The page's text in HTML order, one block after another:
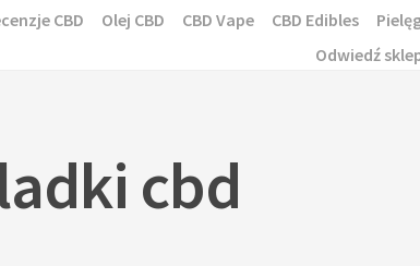
CBD Olej CBD CBD Vape CBD Edibles
Odwiedź
cbd